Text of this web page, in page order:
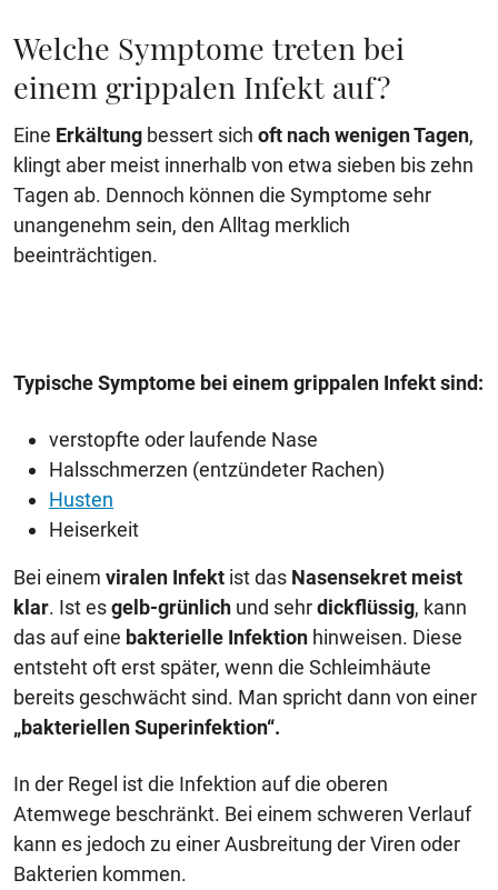
Welche Symptome treten bei
einem grippalen Infekt auf?
Eine Erkältung bessert sich oft nach wenigen Tagen,
klingt aber meist innerhalb von etwa sieben bis zehn
Tagen ab. Dennoch können die Symptome sehr
unangenehm sein, den Alltag merklich
beeinträchtigen.
Typische Symptome bei einem grippalen Infekt sind:
verstopfte oder laufende Nase
Halsschmerzen (entzündeter Rachen)
Husten
Heiserkeit
Bei einem viralen Infekt ist das Nasensekret meist
klar. Ist esgelb-grünlich und sehrdickflüssig, kann
das auf eine bakterielle Infektion hinweisen. Diese
entsteht oft erst später, wenn die Schleimhäute
bereits geschwächt sind. Man spricht dann von einer
„bakteriellen Superinfektion“.
In der Regel ist die Infektion auf die oberen
Atemwege beschränkt. Bei einem schweren Verlauf
kann es jedoch zu einer Ausbreitung der Viren oder
Bakterien kommen.